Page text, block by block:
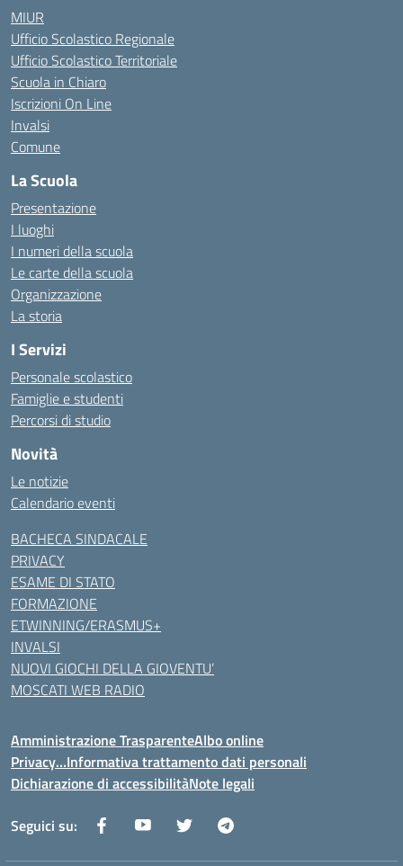
MIUR
Ufficio Scolastico Regionale
Ufficio Scolastico Territoriale
Scuola in Chiaro
Iscrizioni On Line
Invalsi
Comune
La Scuola
Presentazione
I luoghi
I numeri della scuola
Le carte della scuola
Organizzazione
La storia
I Servizi
Personale scolastico
Famiglie e studenti
Percorsi di studio
Novità
Le notizie
Calendario eventi
BACHECA SINDACALE
PRIVACY
ESAME DI STATO
FORMAZIONE
ETWINNING/ERASMUS+
INVALSI
NUOVI GIOCHI DELLA GIOVENTU’
MOSCATI WEB RADIO
Amministrazione TrasparenteAlbo online
Privacy…Informativa trattamento dati personali
Dichiarazione di accessibilitàNote legali
Seguici su: